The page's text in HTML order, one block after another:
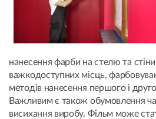
нанесення фарби на стелю та
важкодоступних місць,
методів нанесення першого і
Важливим є також обумовлення
висихання виробу. Фільм може